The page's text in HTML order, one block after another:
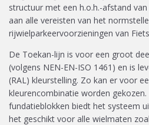
structuur met een h.o.h.-afstand
aan alle vereisten van het
rijwielparkeervoorzieningen van
De Toekan-lijn is voor een groot
(volgens NEN-EN-ISO 1461) en is
(RAL) kleurstelling. Zo kan er voor
kleurencombinatie worden
fundatieblokken biedt het systeem
het geschikt voor alle wielmaten